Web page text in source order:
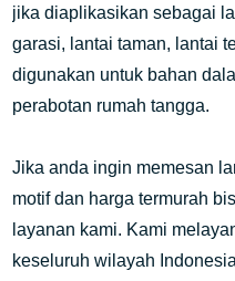
jika diaplikasikan sebagai
garasi, lantai taman, lantai
digunakan untuk bahan
perabotan rumah tangga.
Jika anda ingin memesan
motif dan harga termurah
layanan kami. Kami
keseluruh wilayah